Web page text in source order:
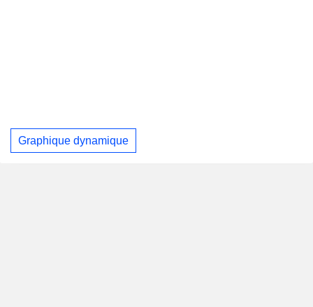
Graphique dynamique